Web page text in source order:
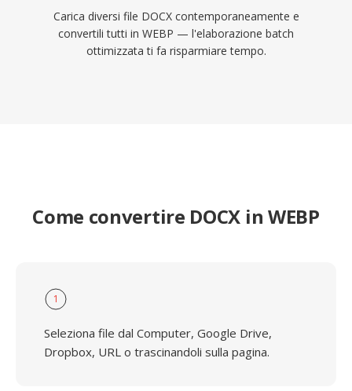
Carica diversi file DOCX contemporaneamente e
convertili tutti in WEBP — l'elaborazione batch
ottimizzata ti fa risparmiare tempo.
Come convertire DOCX in WEBP
1
Seleziona file dal Computer, Google Drive,
Dropbox, URL o trascinandoli sulla pagina.